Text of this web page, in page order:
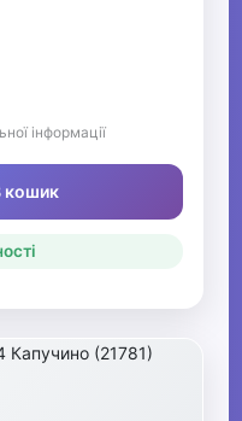
інформації
кошик